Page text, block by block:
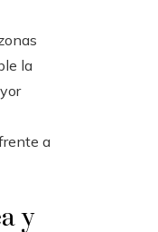
la
a
y